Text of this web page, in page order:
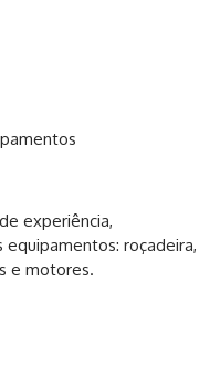
experiência,
roçadeira,
e motores.